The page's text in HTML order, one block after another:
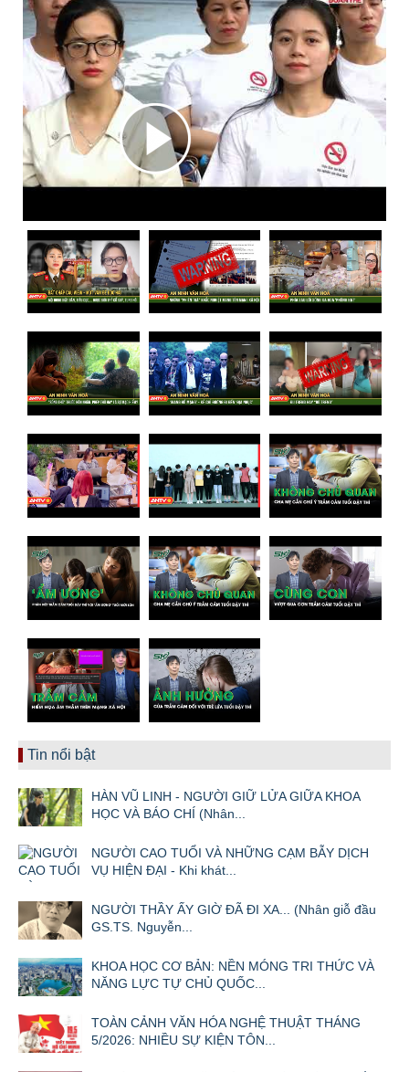
Tin nổi bật
HÀN VŨ LINH - NGƯỜI GIỮ LỬA GIỮA KHOA
HỌC VÀ BÁO CHÍ (Nhân...
NGƯỜI CAO TUỔI VÀ NHỮNG CẠM BẪY DỊCH
VỤ HIỆN ĐẠI - Khi khát...
NGƯỜI THẦY ẤY GIỜ ĐÃ ĐI XA... (Nhân giỗ đầu
GS.TS. Nguyễn...
KHOA HỌC CƠ BẢN: NỀN MÓNG TRI THỨC VÀ
NĂNG LỰC TỰ CHỦ QUỐC...
TOÀN CẢNH VĂN HÓA NGHỆ THUẬT THÁNG
5/2026: NHIỀU SỰ KIỆN TÔN...